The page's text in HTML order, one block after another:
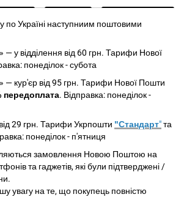
по Україні наступниим поштовими
у відділення від 60 грн. Тарифи Нової
понеділок - субота
— кур'єр від 95 грн. Тарифи Нової Пошти
передоплата. Відправка: понеділок -
29 грн. Тарифи Укрпошти "Стандарт"та
понеділок - п'ятниця
замовлення Новою Поштою на
та гаджетів, які були підтверджені /
увагу на те, що покупець повністю